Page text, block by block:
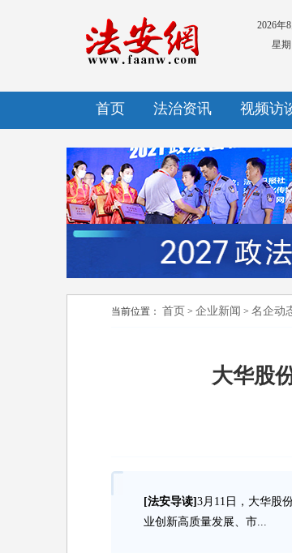
2026年
星期
首页 法治资讯 视频访
当前位置： 首页 > 企业新闻 > 名企动
大华股
[法安导读] 3月11日，大华股
业创新高质量发展、市...